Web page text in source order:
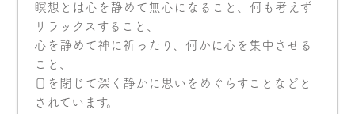
瞑想とは心を静めて無心になること、何も考えず
リラックスすること、
心を静めて神に祈ったり、何かに心を集中させる
こと、
目を閉じて深く静かに思いをめぐらすことなどと
されています。